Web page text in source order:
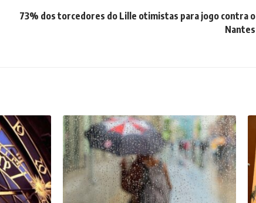
73% dos torcedores do Lille otimistas para jogo contra o
Nantes